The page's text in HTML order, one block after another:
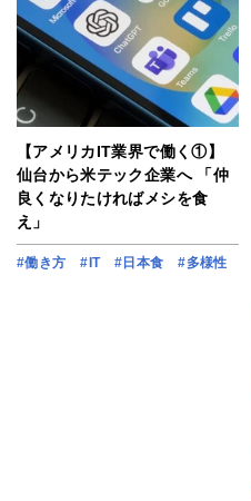
【アメリカIT業界で働く①】
仙台から米テック企業へ 「仲
良くなりたければメシを食
え」
#働き方 #IT #日本食 #多様性